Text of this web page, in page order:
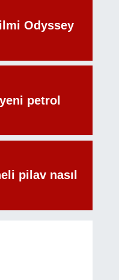
Odyssey
petrol
pilav nasıl